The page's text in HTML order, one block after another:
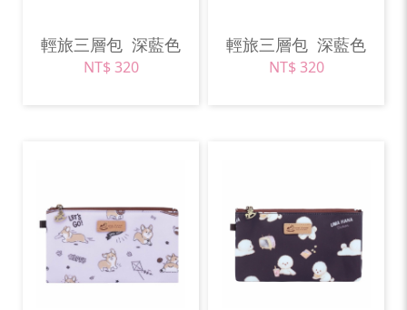
輕旅三層包 深藍色
NT$ 320
輕旅三層包 深藍色
NT$ 320